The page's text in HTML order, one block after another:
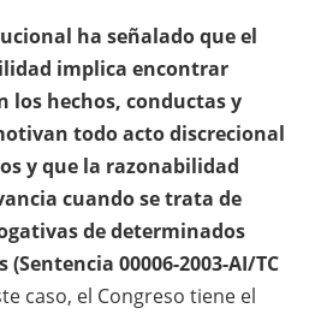
ha señalado que el
implica encontrar
los hechos, conductas y
todo acto discrecional
y que la razonabilidad
cuando se trata de
de determinados
00006-2003-AI/TC
caso, el Congreso tiene el